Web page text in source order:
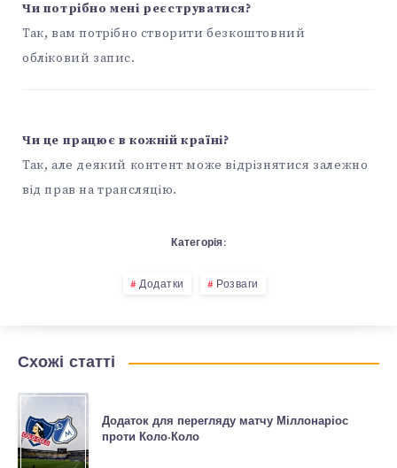
Чи потрібно мені реєструватися?
Так, вам потрібно створити безкоштовний
обліковий запис.
Чи це працює в кожній країні?
Так, але деякий контент може відрізнятися залежно
від прав на трансляцію.
Категорія:
Додатки Розваги
Схожі статті
Додаток для перегляду матчу Міллонаріос
проти Коло-Коло